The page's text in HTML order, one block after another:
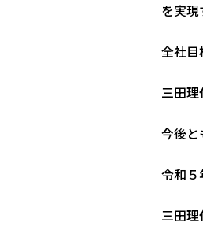
を実
全社
三田
今後
令和
三田